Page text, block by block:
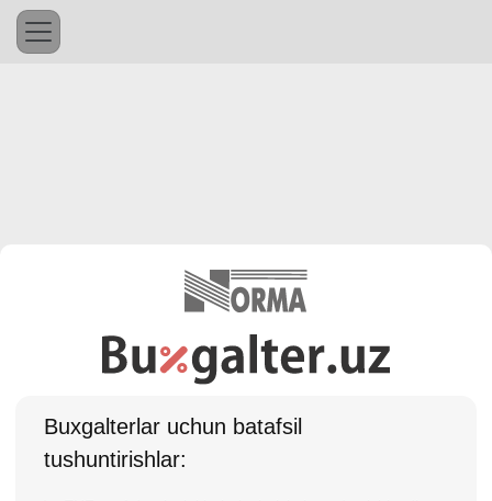
Buхgalterlar uchun batafsil
tushuntirishlar: